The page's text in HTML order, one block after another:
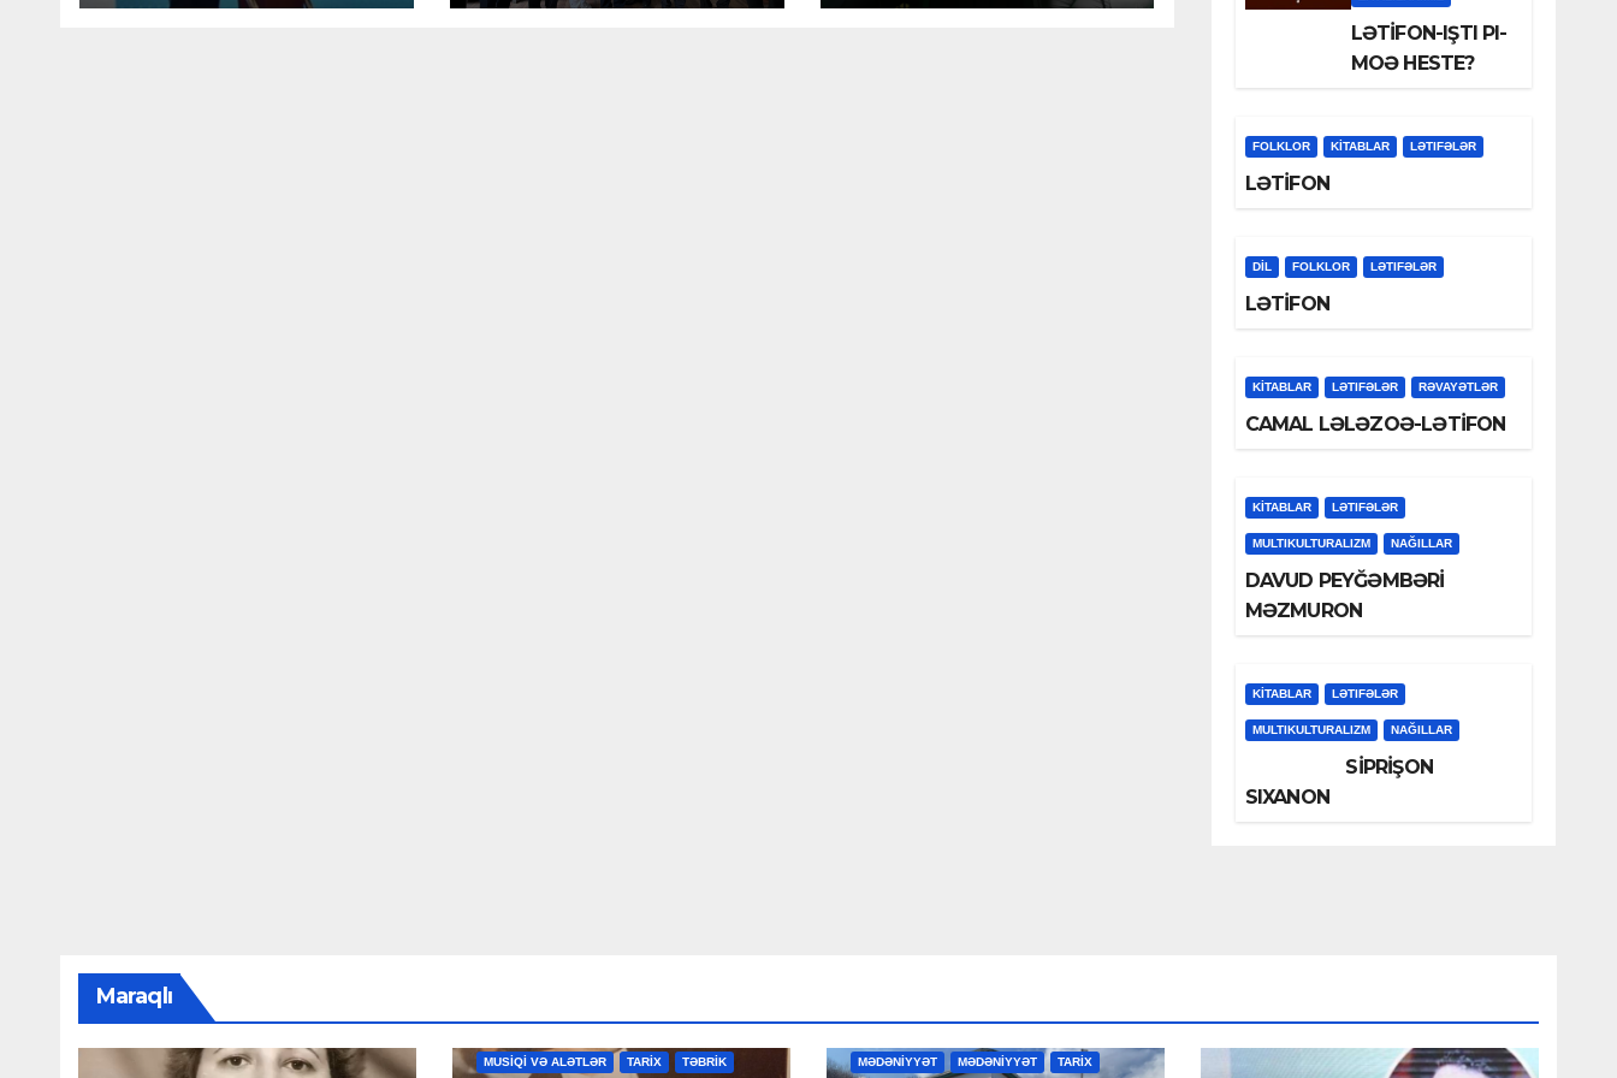
LİDERİ
LƏTİFON-IŞTI PI-
MOƏ HESTE?
FOLKLOR KİTABLAR LƏTIFƏLƏR
LƏTİFON
DİL FOLKLOR LƏTIFƏLƏR
LƏTİFON
KİTABLAR LƏTIFƏLƏR RƏVAYƏTLƏR
CAMAL LƏLƏZOƏ-LƏTİFON
KİTABLAR LƏTIFƏLƏR
MULTIKULTURALIZM NAĞILLAR
DAVUD PEYĞƏMBƏRİ
MƏZMURON
KİTABLAR LƏTIFƏLƏR
MULTIKULTURALIZM NAĞILLAR
SİPRİŞON
SIXANON
Maraqlı
MAHNILAR MƏDƏNİYYƏT MƏDƏNİYYƏT
MUSİQİ VƏ ALƏTLƏR TARİX TƏBRİK MƏDƏNİYYƏT MƏDƏNİYYƏT TARİX